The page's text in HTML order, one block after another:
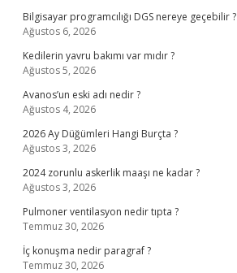
Bilgisayar programcılığı DGS nereye geçebilir ?
Ağustos 6, 2026
Kedilerin yavru bakımı var mıdır ?
Ağustos 5, 2026
Avanos’un eski adı nedir ?
Ağustos 4, 2026
2026 Ay Düğümleri Hangi Burçta ?
Ağustos 3, 2026
2024 zorunlu askerlik maaşı ne kadar ?
Ağustos 3, 2026
Pulmoner ventilasyon nedir tıpta ?
Temmuz 30, 2026
İç konuşma nedir paragraf ?
Temmuz 30, 2026